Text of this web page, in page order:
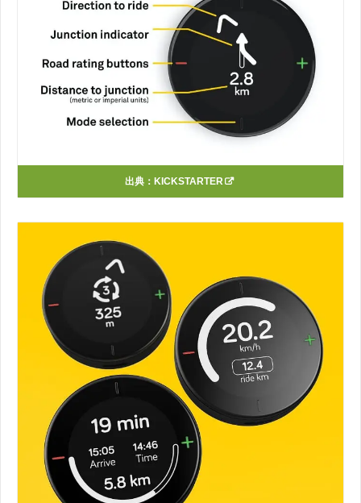
出典： KICKSTARTER